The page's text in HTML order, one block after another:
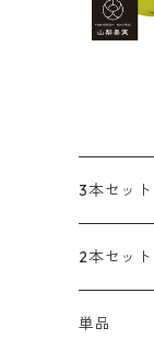
3本セット
2本セット
単品